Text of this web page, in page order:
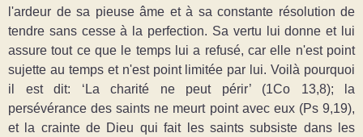
l'ardeur de sa pieuse âme et à sa constante résolution de
tendre sans cesse à la perfection. Sa vertu lui donne et lui
assure tout ce que le temps lui a refusé, car elle n'est point
sujette au temps et n'est point limitée par lui. Voilà pourquoi
il est dit: ‘La charité ne peut périr’ (1Co 13,8); la
persévérance des saints ne meurt point avec eux (Ps 9,19),
et la crainte de Dieu qui fait les saints subsiste dans les